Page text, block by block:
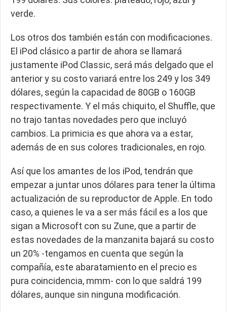
verde.
Los otros dos también están con modificaciones.
El iPod clásico a partir de ahora se llamará
justamente iPod Classic, será más delgado que el
anterior y su costo variará entre los 249 y los 349
dólares, según la capacidad de 80GB o 160GB
respectivamente. Y el más chiquito, el Shuffle, que
no trajo tantas novedades pero que incluyó
cambios. La primicia es que ahora va a estar,
además de en sus colores tradicionales, en rojo.
Así que los amantes de los iPod, tendrán que
empezar a juntar unos dólares para tener la última
actualización de su reproductor de Apple. En todo
caso, a quienes le va a ser más fácil es a los que
sigan a Microsoft con su Zune, que a partir de
estas novedades de la manzanita bajará su costo
un 20% -tengamos en cuenta que según la
compañía, este abaratamiento en el precio es
pura coincidencia, mmm- con lo que saldrá 199
dólares, aunque sin ninguna modificación.